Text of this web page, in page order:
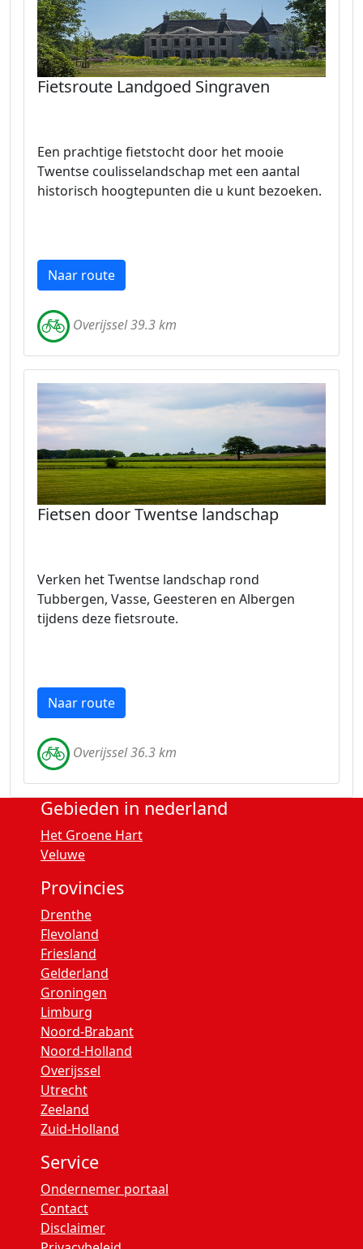
Fietsroute Landgoed Singraven
Een prachtige fietstocht door het mooie
Twentse coulisselandschap met een aantal
historisch hoogtepunten die u kunt bezoeken.
Naar route
Overijssel 39.3 km
Fietsen door Twentse landschap
Verken het Twentse landschap rond
Tubbergen, Vasse, Geesteren en Albergen
tijdens deze fietsroute.
Naar route
Overijssel 36.3 km
Gebieden in nederland
Het Groene Hart
Veluwe
Provincies
Drenthe
Flevoland
Friesland
Gelderland
Groningen
Limburg
Noord-Brabant
Noord-Holland
Overijssel
Utrecht
Zeeland
Zuid-Holland
Service
Ondernemer portaal
Contact
Disclaimer